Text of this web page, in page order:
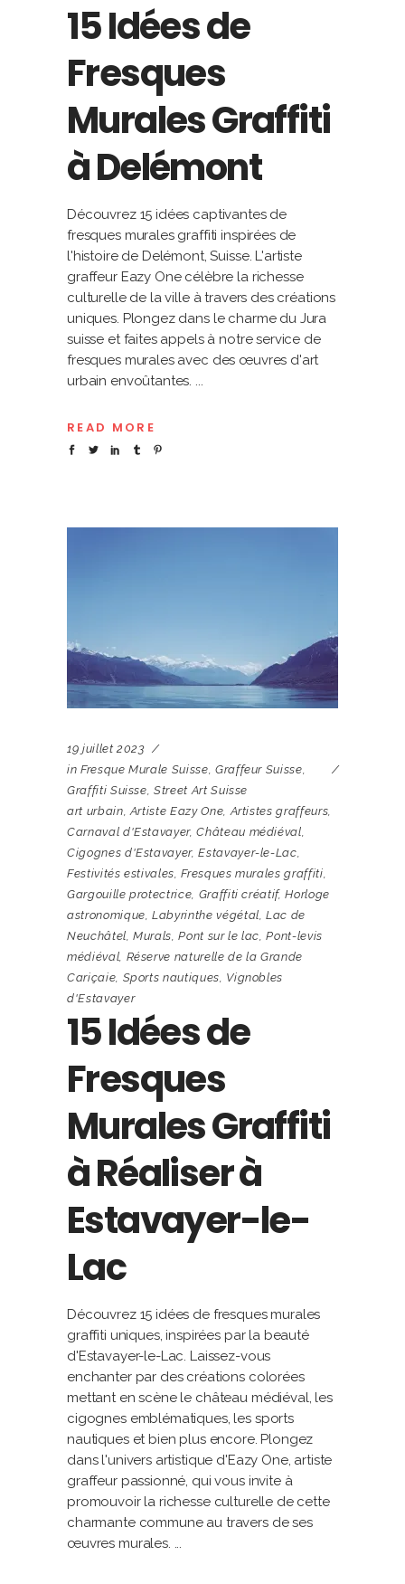
15 Idées de
Fresques
Murales Graffiti
à Delémont
Découvrez 15 idées captivantes de
fresques murales graffiti inspirées de
l'histoire de Delémont, Suisse. L'artiste
graffeur Eazy One célèbre la richesse
culturelle de la ville à travers des créations
uniques. Plongez dans le charme du Jura
suisse et faites appels à notre service de
fresques murales avec des œuvres d'art
urbain envoûtantes.
READ MORE
19 juillet 2023
in Fresque Murale Suisse, Graffeur Suisse,
Graffiti Suisse,Street Art Suisse
art urbain,Artiste Eazy One,Artistes graffeurs,
Carnaval d'Estavayer,Château médiéval,
Cigognes d'Estavayer,Estavayer-le-Lac,
Festivités estivales,Fresques murales graffiti,
Gargouille protectrice, Graffiti créatif,Horloge
astronomique,Labyrinthe végétal,Lac de
Neuchâtel,Murals,Pont sur le lac,Pont-levis
médiéval, Réserve naturelle de la Grande
Cariçaie, Sports nautiques, Vignobles
d'Estavayer
15 Idées de
Fresques
Murales Graffiti
à Réaliser à
Estavayer-le-
Lac
Découvrez 15 idées de fresques murales
graffiti uniques, inspirées par la beauté
d'Estavayer-le-Lac. Laissez-vous
enchanter par des créations colorées
mettant en scène le château médiéval, les
cigognes emblématiques, les sports
nautiques et bien plus encore. Plongez
dans l'univers artistique d'Eazy One, artiste
graffeur passionné, qui vous invite à
promouvoir la richesse culturelle de cette
charmante commune au travers de ses
œuvres murales.